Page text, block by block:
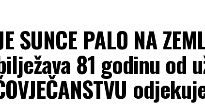
SUNCE PALO NA
81 godinu od